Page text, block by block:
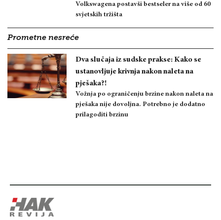
Volkswagena postavši bestseler na više od 60
svjetskih tržišta
Prometne nesreće
Dva slučaja iz sudske prakse: Kako se
ustanovljuje krivnja nakon naleta na
pješaka?!
Vožnja po ograničenju brzine nakon naleta na
pješaka nije dovoljna. Potrebno je dodatno
prilagoditi brzinu